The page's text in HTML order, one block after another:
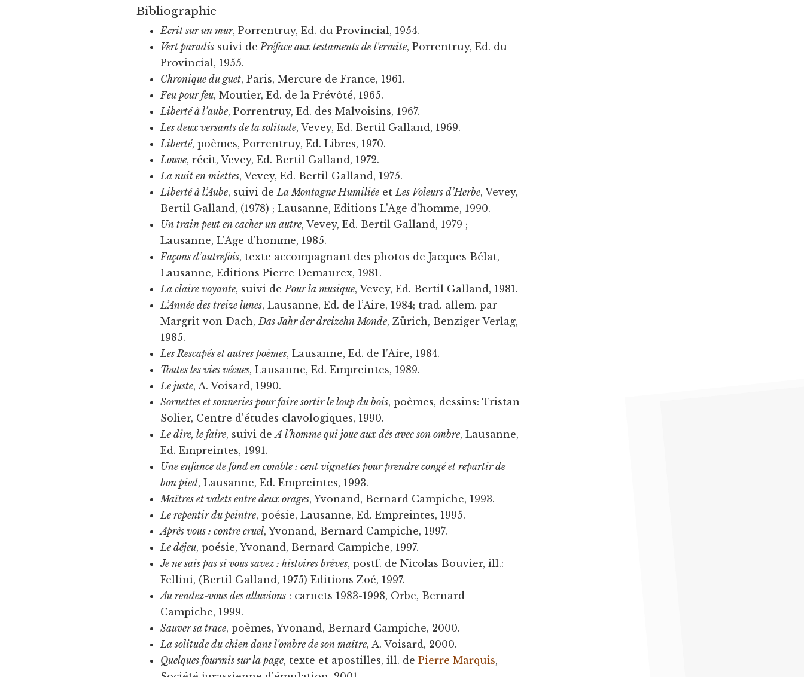
Bibliographie
Ecrit sur un mur, Porrentruy, Ed. du Provincial, 1954.
Vert paradis suivi de Préface aux testaments de l'ermite, Porrentruy, Ed. du
Provincial, 1955.
Chronique du guet, Paris, Mercure de France, 1961.
Feu pour feu, Moutier, Ed. de la Prévôté, 1965.
Liberté à l’aube, Porrentruy, Ed. des Malvoisins, 1967.
Les deux versants de la solitude, Vevey, Ed. Bertil Galland, 1969.
Liberté, poèmes, Porrentruy, Ed. Libres, 1970.
Louve, récit, Vevey, Ed. Bertil Galland, 1972.
La nuit en miettes, Vevey, Ed. Bertil Galland, 1975.
Liberté à l’Aube, suivi de La Montagne Humiliée et Les Voleurs d’Herbe, Vevey,
Bertil Galland, (1978) ; Lausanne, Editions L'Age d'homme, 1990.
Un train peut en cacher un autre, Vevey, Ed. Bertil Galland, 1979 ;
Lausanne, L'Age d'homme, 1985.
Façons d’autrefois, texte accompagnant des photos de Jacques Bélat,
Lausanne, Editions Pierre Demaurex, 1981.
La claire voyante, suivi de Pour la musique, Vevey, Ed. Bertil Galland, 1981.
L’Année des treize lunes, Lausanne, Ed. de l’Aire, 1984; trad. allem. par
Margrit von Dach, Das Jahr der dreizehn Monde, Zürich, Benziger Verlag,
1985.
Les Rescapés et autres poèmes, Lausanne, Ed. de l’Aire, 1984.
Toutes les vies vécues, Lausanne, Ed. Empreintes, 1989.
Le juste, A. Voisard, 1990.
Sornettes et sonneries pour faire sortir le loup du bois, poèmes, dessins: Tristan
Solier, Centre d'études clavologiques, 1990.
Le dire, le faire, suivi deA l’homme qui joue aux dés avec son ombre, Lausanne,
Ed. Empreintes, 1991.
Une enfance de fond en comble : cent vignettes pour prendre congé et repartir de
bon pied, Lausanne, Ed. Empreintes, 1993.
Maîtres et valets entre deux orages, Yvonand, Bernard Campiche, 1993.
Le repentir du peintre, poésie, Lausanne, Ed. Empreintes, 1995.
Après vous : contre cruel, Yvonand, Bernard Campiche, 1997.
Le déjeu, poésie, Yvonand, Bernard Campiche, 1997.
Je ne sais pas si vous savez : histoires brèves, postf. de Nicolas Bouvier, ill.:
Fellini, (Bertil Galland, 1975) Editions Zoé, 1997.
Au rendez-vous des alluvions : carnets 1983-1998, Orbe, Bernard
Campiche, 1999.
Sauver sa trace, poèmes, Yvonand, Bernard Campiche, 2000.
La solitude du chien dans l'ombre de son maître, A. Voisard, 2000.
Quelques fourmis sur la page, texte et apostilles, ill. dePierre Marquis,